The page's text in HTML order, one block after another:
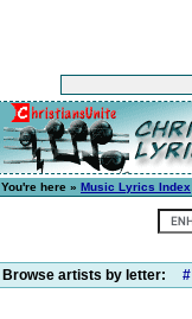
You're here » Music Lyrics Index
Browse artists by letter: #